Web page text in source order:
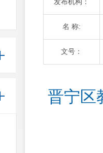
名 称:
文号：
晋宁区